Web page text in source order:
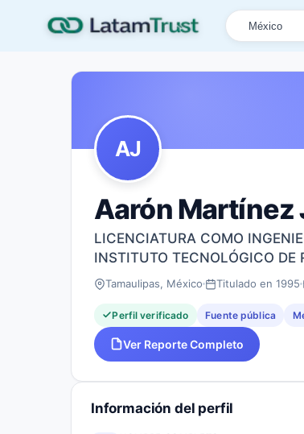
País
Tipo de
Nombre
AJ
Aarón Martínez
LICENCIATURA COMO
INSTITUTO TECNOLÓGICO DE
Tamaulipas, México Titulado en 1995
Perfil verificado Fuente pública
Ver Reporte Completo
Información del perfil